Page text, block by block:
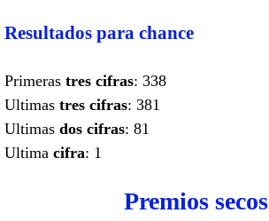
Resultados para chance
Primeras tres cifras: 338
Ultimas tres cifras: 381
Ultimas dos cifras: 81
Ultima cifra: 1
Premios secos